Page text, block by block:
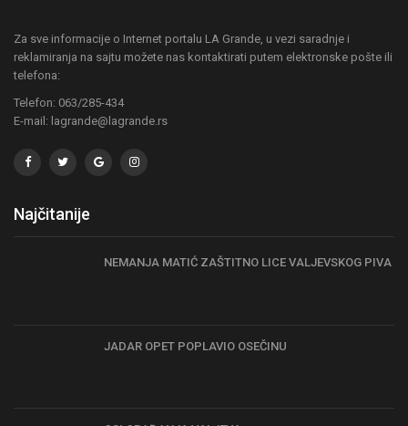
Za sve informacije o Internet portalu LA Grande, u vezi saradnje i
reklamiranja na sajtu možete nas kontaktirati putem elektronske pošte ili
telefona:
Telefon: 063/285-434
E-mail: lagrande@lagrande.rs
Najčitanije
NEMANJA MATIĆ ZAŠTITNO LICE VALJEVSKOG PIVA
JADAR OPET POPLAVIO OSEČINU